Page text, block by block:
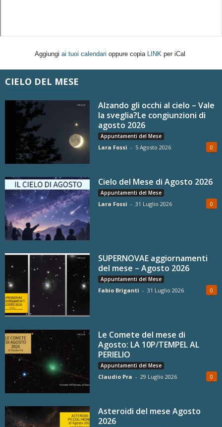
Aggiungi ai tuoi calendari oppure copia LINK per iCal
CIELO DEL MESE
Alzando gli occhi al cielo – Vale
la sveglia?Le congiunzioni di
agosto 2026
Appuntamenti del Mese
Lara Fossi - 5 Agosto 2026 0
Cielo del Mese di Agosto 2026
Appuntamenti del Mese
Lara Fossi - 31 Luglio 2026 0
SUPERNOVAE aggiornamenti
del mese – Agosto 2026
Appuntamenti del Mese
Fabio Briganti - 31 Luglio 2026 0
Le Comete del mese di
Agosto: LA 10P/TEMPEL AL
PERIELIO
Appuntamenti del Mese
Claudio Pra - 29 Luglio 2026 0
Asteroidi del mese Agosto
2026